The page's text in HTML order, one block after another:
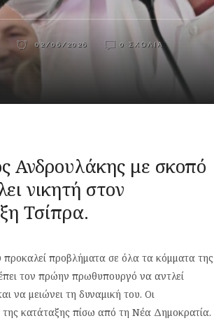
02/06/2026 0 ΣΧΌΛΙΑ
Ανδρουλάκης με σκοπό
νικητή στον
Τσίπρα.
προκαλεί προβλήματα σε όλα τα κόμματα της
τον πρώην πρωθυπουργό να αντλεί
να μειώνει τη δυναμική του. Οι
κατάταξης πίσω από τη Νέα Δημοκρατία.